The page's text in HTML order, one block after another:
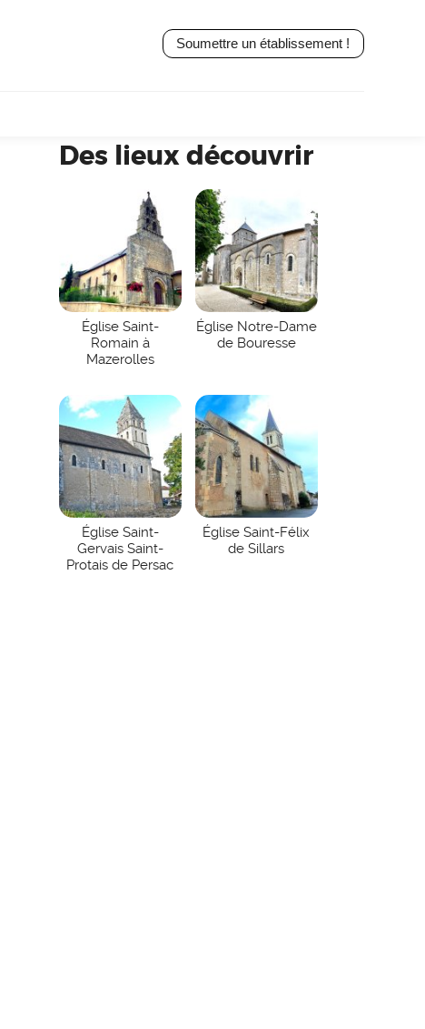
Soumettre un établissement !
Des lieux découvrir
Église Saint-
Romain à
Mazerolles
Église Notre-Dame
de Bouresse
Église Saint-
Gervais Saint-
Protais de Persac
Église Saint-Félix
de Sillars